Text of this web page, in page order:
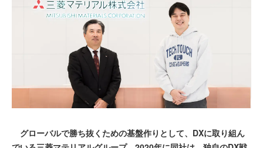
グローバルで勝ち抜くための基盤作りとして、DXに取り組ん